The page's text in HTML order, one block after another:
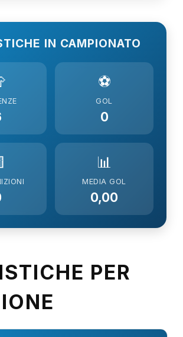
IN CAMPIONATO
⚽
GOL
0
📊
MEDIA GOL
0,00
PER